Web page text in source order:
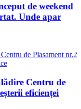
de weekend
Unde apar
Centru de
eficienței